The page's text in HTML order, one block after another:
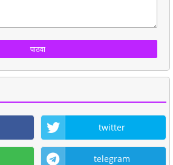
twitter
telegram